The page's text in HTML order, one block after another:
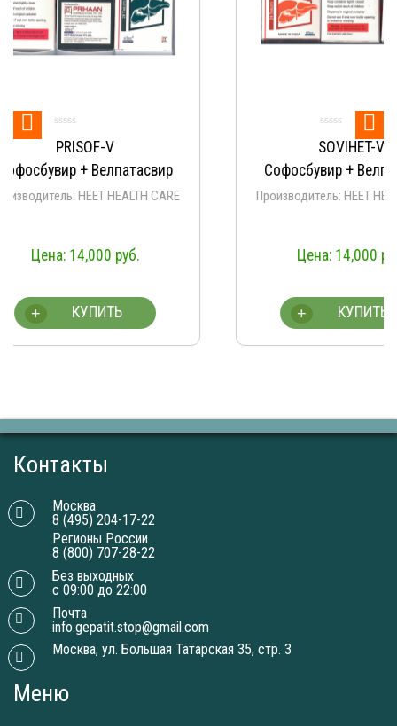
SOVIHET-V
Софосбувир + Велпатасвир
Производитель: HEET HEALTH CARE
14,000
КУПИТЬ
+
Софосбувир
+
 
Контакты
Москва
8 (495) 204-17-22
Регионы России
8 (800) 707-28-22
Без выходных
с 09:00 до 22:00
Почта
info.gepatit.stop@gmail.com
Москва, ул. Большая Татарская 35, стр. 3
Меню